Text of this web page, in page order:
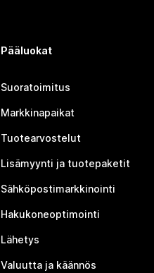
Pääluokat
Suoratoimitus
Markkinapaikat
Tuotearvostelut
Lisämyynti ja tuotepaketit
Sähköpostimarkkinointi
Hakukoneoptimointi
Lähetys
Valuutta ja käännös